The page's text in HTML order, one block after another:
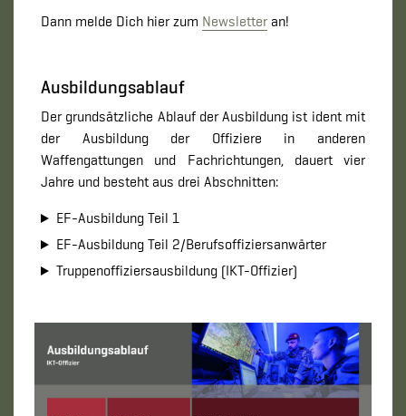
Dann melde Dich hier zum Newsletteran!
Ausbildungsablauf
Der grundsätzliche Ablauf der Ausbildung ist ident mit
der Ausbildung der Offiziere in anderen
Waffengattungen und Fachrichtungen, dauert vier
Jahre und besteht aus drei Abschnitten:
EF-Ausbildung Teil 1
EF-Ausbildung Teil 2/Berufsoffiziersanwärter
Truppenoffiziersausbildung (IKT-Offizier)